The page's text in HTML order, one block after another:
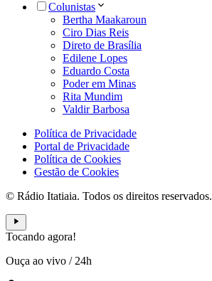
Colunistas
Bertha Maakaroun
Ciro Dias Reis
Direto de Brasília
Edilene Lopes
Eduardo Costa
Poder em Minas
Rita Mundim
Valdir Barbosa
Política de Privacidade
Portal de Privacidade
Política de Cookies
Gestão de Cookies
© Rádio Itatiaia. Todos os direitos reservados.
Tocando agora!
Ouça ao vivo / 24h